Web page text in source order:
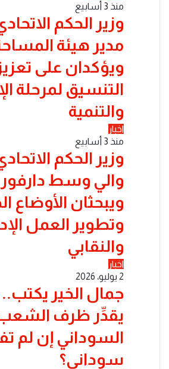
منذ 3 أسابيع
​وزير الحكم
مدير هيئة
ويؤكدان على تعزيز
التنسيق لمرحلة
والتنمية
اخبار
منذ 3 أسابيع
​وزير الحكم
والي وسط دارفور
ويبحثان الأوضاع
وتطوير العمل
والنقابي
اخبار
2 يوليو، 2026
جمال الخير
يقدِّر ظرف
السوداني إن لم
سوداني؟